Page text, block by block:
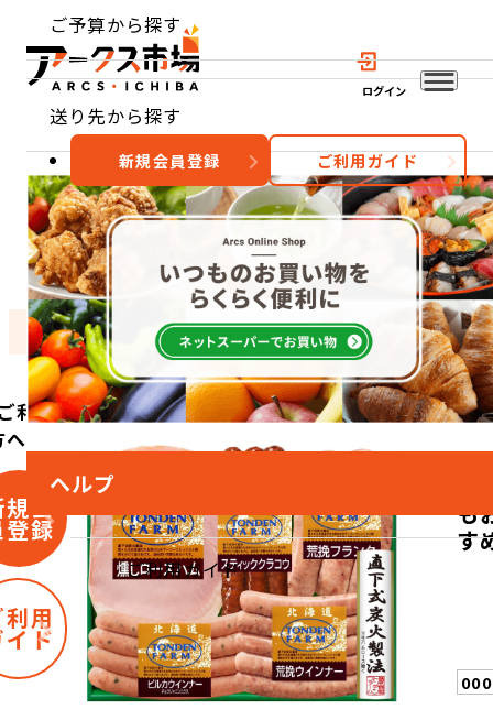
ログイン
ご予算から探す
送り先から探す
ヘルプ
ご利用ガイド
新規会員登録 ご利用ガイド
おすすめ 特集 カテゴリー
利用
へ
会
登録
用
ド
も
す